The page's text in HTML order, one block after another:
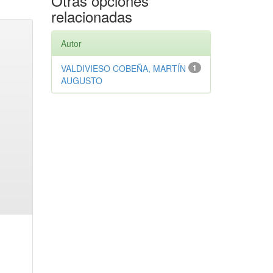
relacionadas
Autor
1
VALDIVIESO COBEÑA, MARTÍN
AUGUSTO